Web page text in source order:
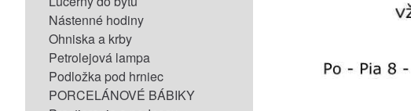
Nástenné hodiny
Ohniska a krby
Petrolejová lampa
Podložka pod hrniec
PORCELÁNOVÉ BÁBIKY